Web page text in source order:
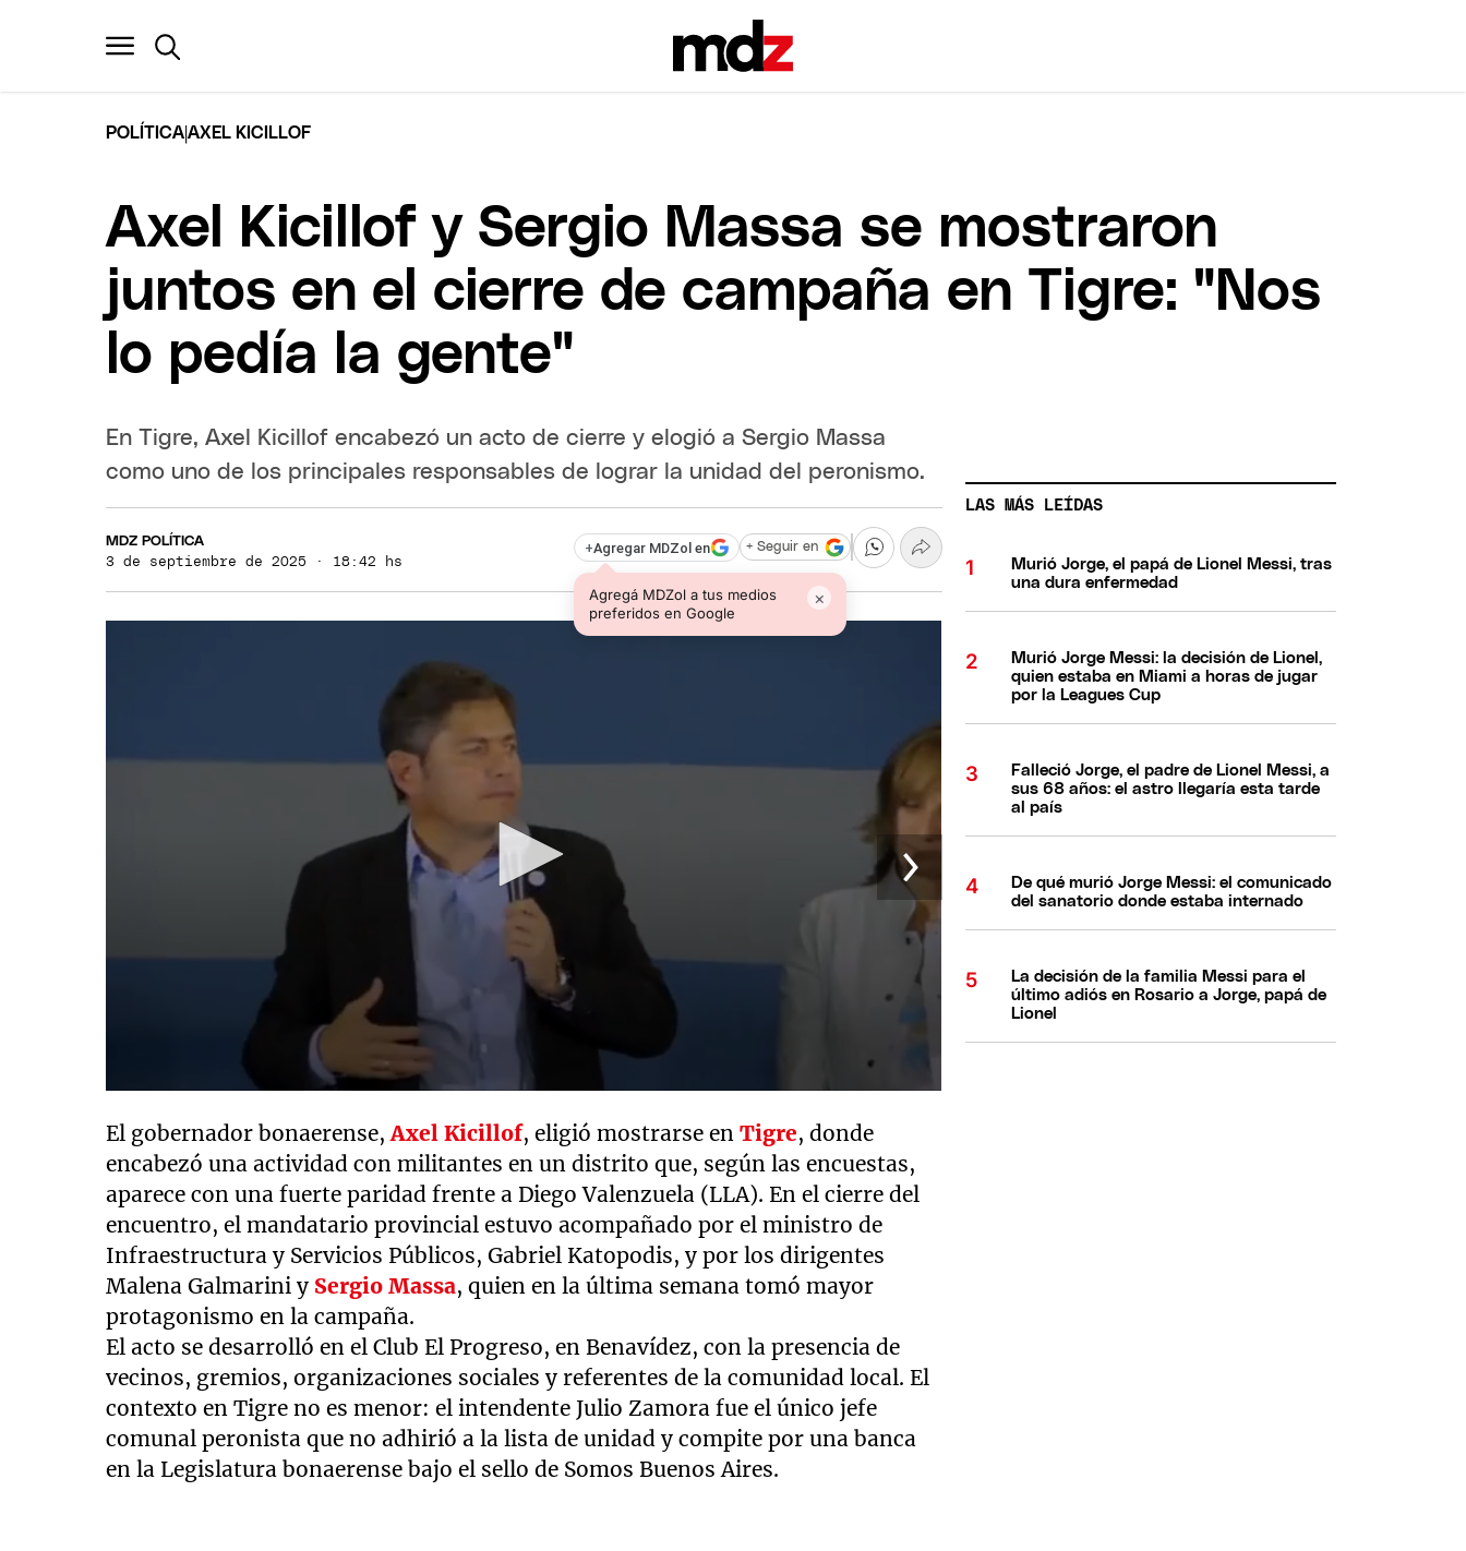
POLÍTICA|AXEL KICILLOF
Axel Kicillof y Sergio Massa se mostraron
juntos en el cierre de campaña en Tigre: "Nos
lo pedía la gente"
En Tigre, Axel Kicillof encabezó un acto de cierre y elogió a Sergio Massa
como uno de los principales responsables de lograr la unidad del peronismo.
MDZ POLÍTICA
3 de septiembre de 2025 · 18:42 hs
+Agregar MDZol en
Agregá MDZol a tus medios
preferidos en Google
×
+ Seguir en
El gobernador bonaerense,Axel Kicillof, eligió mostrarse enTigre, donde
encabezó una actividad con militantes en un distrito que, según las encuestas,
aparece con una fuerte paridad frente a Diego Valenzuela (LLA). En el cierre del
encuentro, el mandatario provincial estuvo acompañado por el ministro de
Infraestructura y Servicios Públicos, Gabriel Katopodis, y por los dirigentes
Malena Galmarini y Sergio Massa, quien en la última semana tomó mayor
protagonismo en la campaña.
El acto se desarrolló en el Club El Progreso, en Benavídez, con la presencia de
vecinos, gremios, organizaciones sociales y referentes de la comunidad local. El
contexto en Tigre no es menor: el intendente Julio Zamora fue el único jefe
comunal peronista que no adhirió a la lista de unidad y compite por una banca
en la Legislatura bonaerense bajo el sello de Somos Buenos Aires.
LAS MÁS LEÍDAS
Murió Jorge, el papá de Lionel Messi, tras
una dura enfermedad
Murió Jorge Messi: la decisión de Lionel,
quien estaba en Miami a horas de jugar
por la Leagues Cup
Falleció Jorge, el padre de Lionel Messi, a
sus 68 años: el astro llegaría esta tarde
al país
De qué murió Jorge Messi: el comunicado
del sanatorio donde estaba internado
La decisión de la familia Messi para el
último adiós en Rosario a Jorge, papá de
Lionel